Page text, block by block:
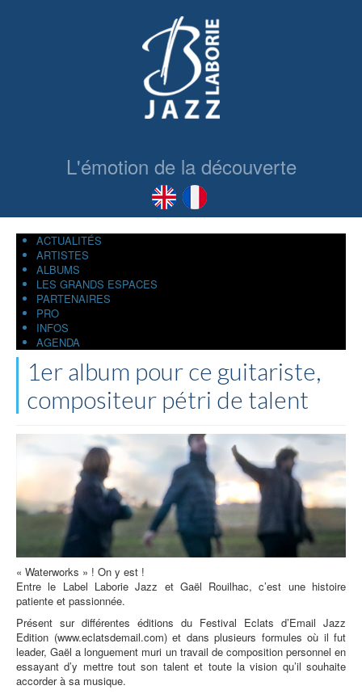
L'émotion de la découverte
ACTUALITÉS
ARTISTES
ALBUMS
LES GRANDS ESPACES
PARTENAIRES
PRO
INFOS
AGENDA
1er album pour ce guitariste,
compositeur pétri de talent
« Waterworks » ! On y est !
Entre le Label Laborie Jazz et Gaël Rouilhac, c’est une histoire
patiente et passionnée.
Présent sur différentes éditions du Festival Eclats d’Email Jazz
Edition (www.eclatsdemail.com) et dans plusieurs formules où il fut
leader, Gaël a longuement muri un travail de composition personnel en
essayant d’y mettre tout son talent et toute la vision qu’il souhaite
accorder à sa musique.